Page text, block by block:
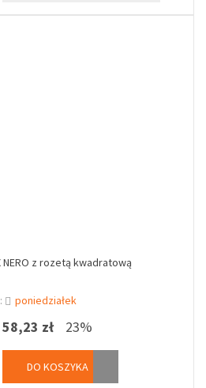
NERO z rozetą kwadratową
poniedziałek
58,23 zł 23%
DO KOSZYKA